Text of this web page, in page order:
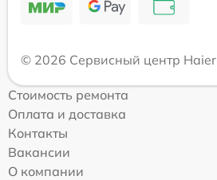
© 2026 Сервисный центр Haier
Стоимость ремонта
Оплата и доставка
Контакты
Вакансии
О компании